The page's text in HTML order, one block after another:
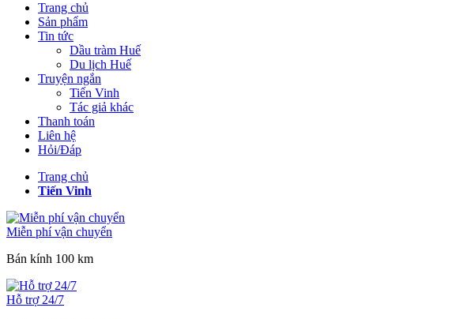
Trang chủ
Sản phẩm
Tin tức
Dầu tràm Huế
Du lịch Huế
Truyện ngắn
Tiến Vinh
Tác giả khác
Thanh toán
Liên hệ
Hỏi/Đáp
Trang chủ
Tiến Vinh
Miễn phí vận chuyển
Bán kính 100 km
Hỗ trợ 24/7